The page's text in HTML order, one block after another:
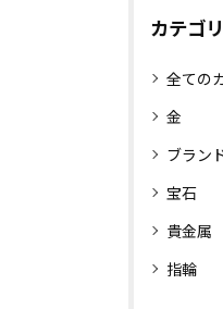
カテゴ
全ての
金
ブラン
宝石
貴金属
指輪